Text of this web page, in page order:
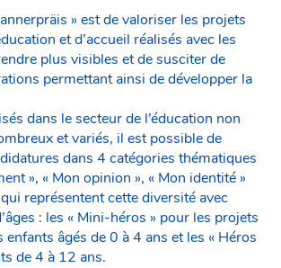
» est de valoriser les projets
et d’accueil réalisés avec les
plus visibles et de susciter de
permettant ainsi de développer la
dans le secteur de l’éducation non
et variés, il est possible de
dans 4 catégories thématiques
», « Mon opinion », « Mon identité »
représentent cette diversité avec
: les « Mini-héros » pour les projets
enfants âgés de 0 à 4 ans et les « Héros
de 4 à 12 ans.